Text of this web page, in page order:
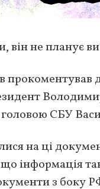
він не планує
прокоментував
з головою СБУ
на ці
інформація
з боку